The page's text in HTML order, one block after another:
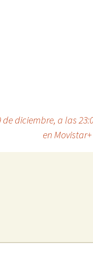
diciembre, a las
en Movistar+